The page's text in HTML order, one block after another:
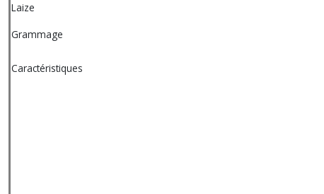
Laize
Grammage
Caractéristiques